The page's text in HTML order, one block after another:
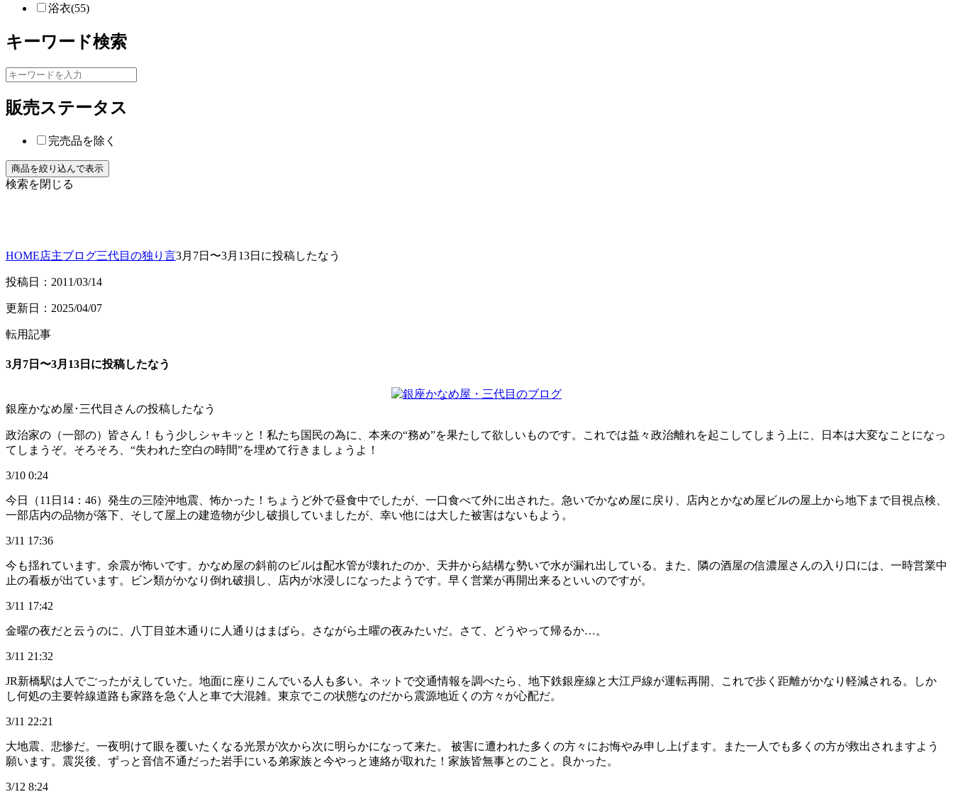
浴衣(55)
キーワード検索
販売ステータス
完売品を除く
検索を閉じる
HOME店主ブログ三代目の独り言3月7日〜3月13日に投稿したなう
投稿日：2011/03/14
更新日：2025/04/07
転用記事
3月7日〜3月13日に投稿したなう
銀座かなめ屋･三代目さんの投稿したなう
政治家の（一部の）皆さん！もう少しシャキッと！私たち国民の為に、本来の“務め”を果たして欲しいものです。これでは益々政治離れを起こしてしまう上に、日本は大変なことになっ
てしまうぞ。そろそろ、“失われた空白の時間”を埋めて行きましょうよ！
3/10 0:24
今日（11日14：46）発生の三陸沖地震、怖かった！ちょうど外で昼食中でしたが、一口食べて外に出された。急いでかなめ屋に戻り、店内とかなめ屋ビルの屋上から地下まで目視点検、
一部店内の品物が落下、そして屋上の建造物が少し破損していましたが、幸い他には大した被害はないもよう。
3/11 17:36
今も揺れています。余震が怖いです。かなめ屋の斜前のビルは配水管が壊れたのか、天井から結構な勢いで水が漏れ出している。また、隣の酒屋の信濃屋さんの入り口には、一時営業中
止の看板が出ています。ビン類がかなり倒れ破損し、店内が水浸しになったようです。早く営業が再開出来るといいのですが。
3/11 17:42
金曜の夜だと云うのに、八丁目並木通りに人通りはまばら。さながら土曜の夜みたいだ。さて、どうやって帰るか…。
3/11 21:32
JR新橋駅は人でごったがえしていた。地面に座りこんでいる人も多い。ネットで交通情報を調べたら、地下鉄銀座線と大江戸線が運転再開、これで歩く距離がかなり軽減される。しか
し何処の主要幹線道路も家路を急ぐ人と車で大混雑。東京でこの状態なのだから震源地近くの方々が心配だ。
3/11 22:21
大地震、悲惨だ。一夜明けて眼を覆いたくなる光景が次から次に明らかになって来た。 被害に遭われた多くの方々にお悔やみ申し上げます。また一人でも多くの方が救出されますよう
願います。震災後、ずっと音信不通だった岩手にいる弟家族と今やっと連絡が取れた！家族皆無事とのこと。良かった。
3/12 8:24